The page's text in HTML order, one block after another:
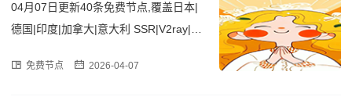
04月07日更新40条免费节点,覆盖日本|
德国|印度|加拿大|意大利 SSR|V2ray|Cla
免费节点 2026-04-07